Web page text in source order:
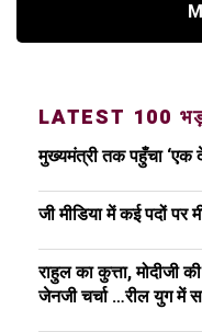
LATEST 100
मुख्यमंत्री तक पहुँचा ‘एक
जी मीडिया में कई पदों
राहुल का कुत्ता, मोदीजी
जेनजी चर्चा …रील युग में